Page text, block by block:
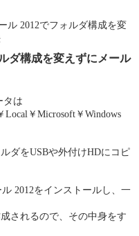
2012でフォルダ構成を変
ダ構成を変えずにメール
タは
￥Microsoft￥Windows
ダをUSBや外付けHDにコピ
2012をインストールし、一
されるので、その中身をす